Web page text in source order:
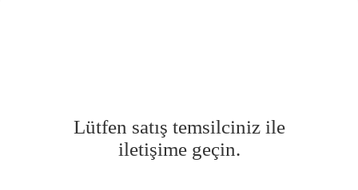
Lütfen satış temsilciniz ile
iletişime geçin.